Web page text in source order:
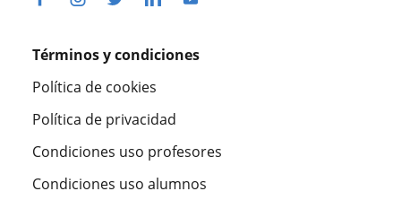
Términos y condiciones
Política de cookies
Política de privacidad
Condiciones uso profesores
Condiciones uso alumnos